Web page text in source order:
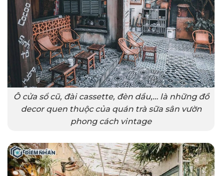
Ô cửa sổ cũ, đài cassette, đèn dầu,… là những đồ
decor quen thuộc của quán trà sữa sân vườn
phong cách vintage